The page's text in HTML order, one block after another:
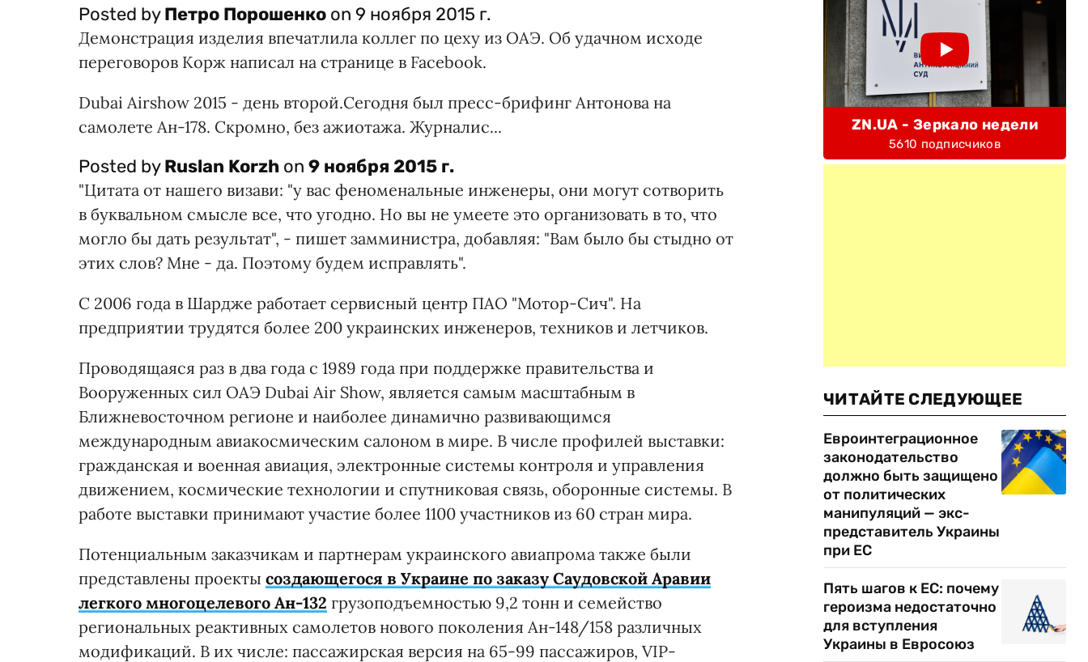
Posted byПетро Порошенко on 9 ноября 2015 г.
Демонстрация изделия впечатлила коллег по цеху из ОАЭ. Об удачном исходе
переговоров Корж написал на странице в Facebook.
Dubai Airshow 2015 - день второй.Сегодня был пресс-брифинг Антонова на
самолете Ан-178. Скромно, без ажиотажа. Журналис...
Posted byRuslan Korzh on 9 ноября 2015 г.
"Цитата от нашего визави: "у вас феноменальные инженеры, они могут сотворить
в буквальном смысле все, что угодно. Но вы не умеете это организовать в то, что
могло бы дать результат", - пишет замминистра, добавляя: "Вам было бы стыдно от
этих слов? Мне - да. Поэтому будем исправлять".
C 2006 года в Шардже работает сервисный центр ПАО "Мотор-Сич". На
предприятии трудятся более 200 украинских инженеров, техников и летчиков.
Проводящаяся раз в два года с 1989 года при поддержке правительства и
Вооруженных сил ОАЭ Dubai Air Show, является самым масштабным в
Ближневосточном регионе и наиболее динамично развивающимся
международным авиакосмическим салоном в мире. В числе профилей выставки:
гражданская и военная авиация, электронные системы контроля и управления
движением, космические технологии и спутниковая связь, оборонные системы. В
работе выставки принимают участие более 1100 участников из 60 стран мира.
Потенциальным заказчикам и партнерам украинского авиапрома также были
представлены проекты создающегося в Украине по заказу Саудовской Аравии
легкого многоцелевого Ан-132 грузоподъемностью 9,2 тонн и семейство
региональных реактивных самолетов нового поколения Ан-148/158 различных
модификаций. В их числе: пассажирская версия на 65-99 пассажиров, VIP-
ZN.UA - Зеркало недели
5610 подписчиков
ЧИТАЙТЕ СЛЕДУЮЩЕЕ
Евроинтеграционное
законодательство
должно быть защищено
от политических
манипуляций — экс-
представитель Украины
при ЕС
Пять шагов к ЕС: почему
героизма недостаточно
для вступления
Украины в Евросоюз